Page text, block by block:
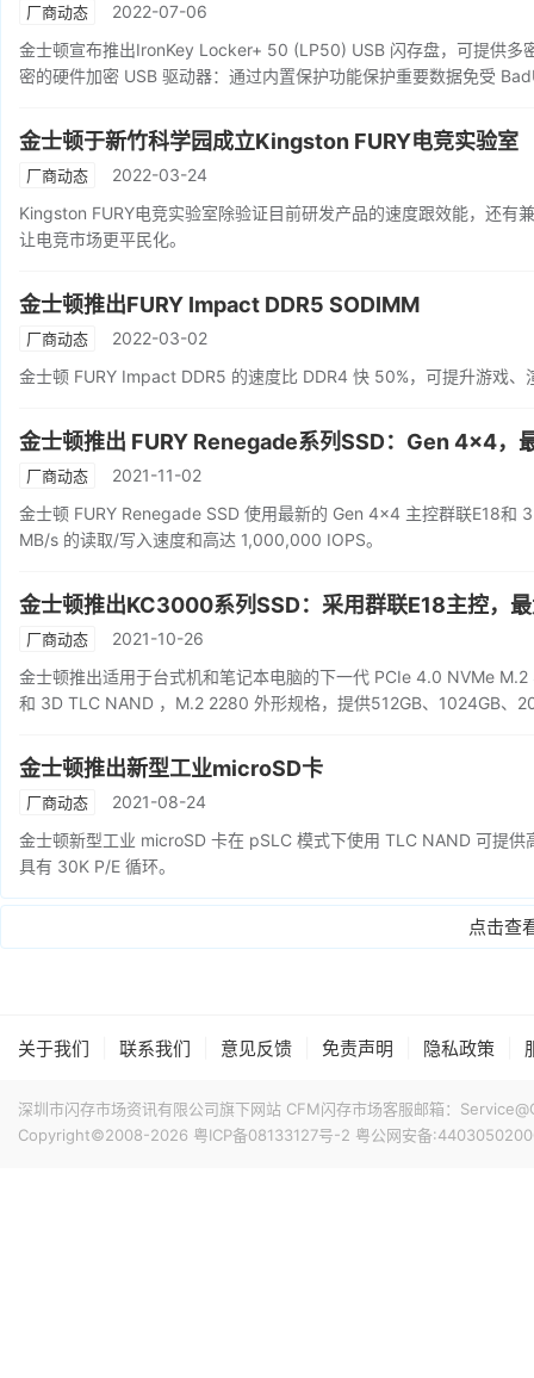
厂商动态
2022-07-06
金士顿宣布推出IronKey Locker+ 50 (LP50) USB 闪存盘，可提供多
密的硬件加密 USB 驱动器：通过内置保护功能保护重要数据免受
金士顿于新竹科学园成立Kingston FURY电竞实验室
厂商动态
2022-03-24
Kingston FURY电竞实验室除验证目前研发产品的速度跟效能，还有
让电竞市场更平民化。
金士顿推出FURY Impact DDR5 SODIMM
厂商动态
2022-03-02
金士顿 FURY Impact DDR5 的速度比 DDR4 快 50%，可提升游戏、
金士顿推出 FURY Renegade系列SSD：Gen 4x4
厂商动态
2021-11-02
金士顿 FURY Renegade SSD 使用最新的 Gen 4x4 主控群联E18
MB/s 的读取/写入速度和高达 1,000,000 IOPS。
金士顿推出KC3000系列SSD：采用群联E18主控，
厂商动态
2021-10-26
金士顿推出适用于台式机和笔记本电脑的下一代 PCIe 4.0 NVMe
和 3D TLC NAND ，M.2 2280 外形规格，提供512GB、1024GB、
金士顿推出新型工业microSD卡
厂商动态
2021-08-24
金士顿新型工业 microSD 卡在 pSLC 模式下使用 TLC NAND 可提
具有 30K P/E 循环。
点击查
关于我们 联系我们 意见反馈 免责声明 隐私政策
深圳市闪存市场资讯有限公司旗下网站 CFM闪存市场客服邮箱：
Copyright©2008-2026 粤ICP备08133127号-2 粤公网安备